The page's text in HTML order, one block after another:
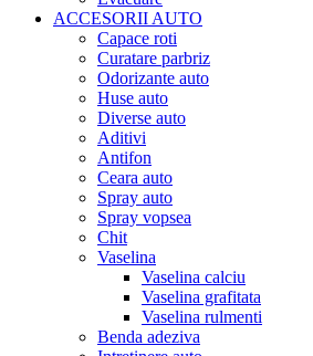
ACCESORII AUTO
Capace roti
Curatare parbriz
Odorizante auto
Huse auto
Diverse auto
Aditivi
Antifon
Ceara auto
Spray auto
Spray vopsea
Chit
Vaselina
Vaselina calciu
Vaselina grafitata
Vaselina rulmenti
Benda adeziva